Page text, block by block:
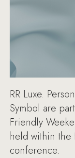
RR Luxe.
Symbol are
Friendly
held within the
conference.